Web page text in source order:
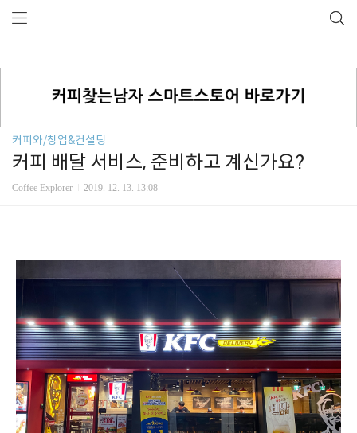
커피와/창업&컨설팅
커피 배달 서비스, 준비하고 계신가요?
Coffee Explorer 2019. 12. 13. 13:08